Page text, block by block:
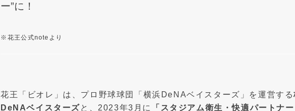
ー”に！
※ 花王公式noteより
花王「ビオレ」は、プロ野球球団「横浜DeNAベイスターズ」を運営する
DeNAベイスターズと、2023年3月に
「スタジアム衛生・快適パートナ